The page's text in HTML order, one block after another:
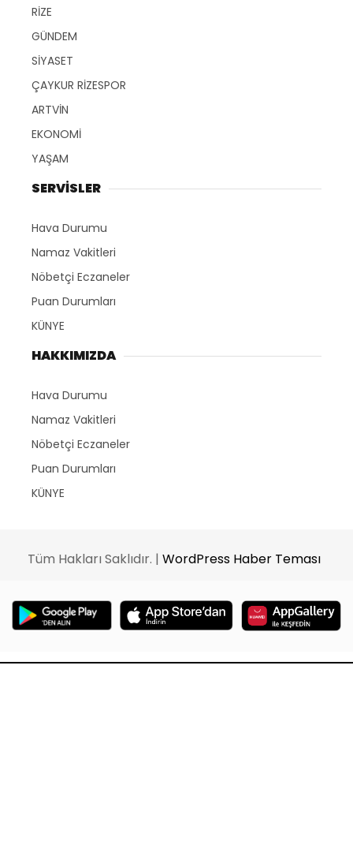
RİZE
GÜNDEM
SİYASET
ÇAYKUR RİZESPOR
ARTVİN
EKONOMİ
YAŞAM
SERVİSLER
Hava Durumu
Namaz Vakitleri
Nöbetçi Eczaneler
Puan Durumları
KÜNYE
HAKKIMIZDA
Hava Durumu
Namaz Vakitleri
Nöbetçi Eczaneler
Puan Durumları
KÜNYE
Tüm Hakları Saklıdır. | WordPress Haber Teması